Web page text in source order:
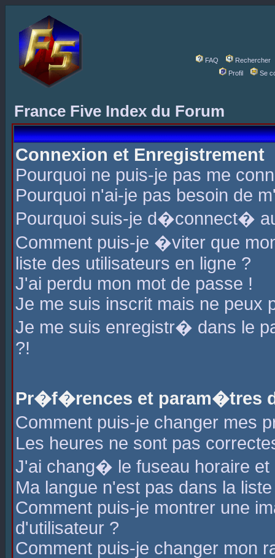
FAQ
Rechercher
Profil
Se
France Five Index du Forum
Connexion et Enregistrement
Pourquoi ne puis-je pas me
Pourquoi n'ai-je pas besoin de
Pourquoi suis-je d�connect�
Comment puis-je �viter que
liste des utilisateurs en ligne ?
J'ai perdu mon mot de passe !
Je me suis inscrit mais ne peux
Je me suis enregistr� dans le
?!
Pr�f�rences et param�tres
Comment puis-je changer mes
Les heures ne sont pas
J'ai chang� le fuseau horaire
Ma langue n'est pas dans la
Comment puis-je montrer une
d'utilisateur ?
Comment puis-je changer mon